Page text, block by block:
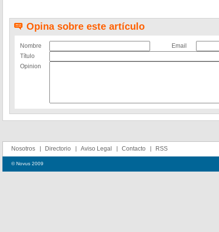
Opina sobre este artículo
Nombre
Email
Título
Opinion
Nosotros Directorio Aviso Legal Contacto RSS
© Novus 2009